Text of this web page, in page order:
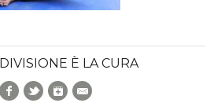
È LA CURA
Facebook
TwitterGoogle+